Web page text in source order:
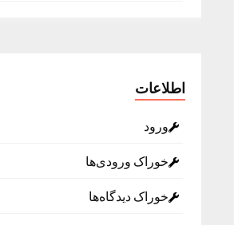
اطلاعات
ورود
خوراک ورودی‌ها
خوراک دیدگاه‌ها